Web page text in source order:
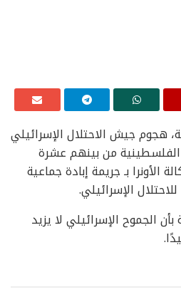
هجوم جيش الاحتلال الإسرائيلي
من بينهم عشرة
الأونرا بـ جريمة إبادة جماعية
الإسرائيلي.
الجموح الإسرائيلي لا يزيد